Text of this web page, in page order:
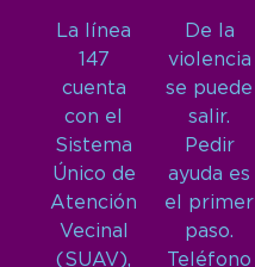
La línea
147
cuenta
con el
Sistema
Único de
Atención
Vecinal
(SUAV),
De la
violencia
se puede
salir.
Pedir
ayuda es
el primer
paso.
Teléfono